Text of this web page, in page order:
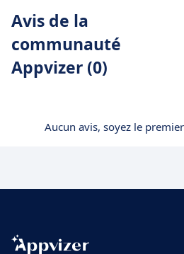
Avis de la
communauté
Appvizer (0)
Aucun avis, soyez le